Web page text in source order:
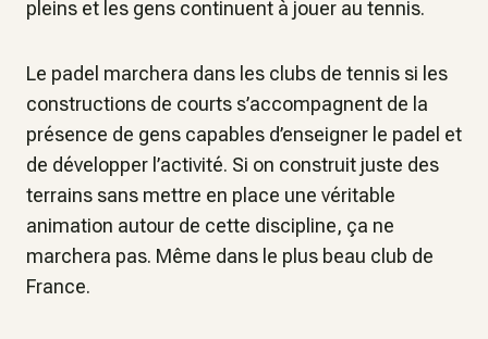
pleins et les gens continuent à jouer au tennis.
Le padel marchera dans les clubs de tennis si les
constructions de courts s’accompagnent de la
présence de gens capables d’enseigner le padel et
de développer l’activité. Si on construit juste des
terrains sans mettre en place une véritable
animation autour de cette discipline, ça ne
marchera pas. Même dans le plus beau club de
France.